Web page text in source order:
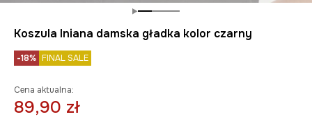
Koszula lniana damska gładka kolor czarny
-18% FINAL SALE
Cena aktualna:
89,90 zł